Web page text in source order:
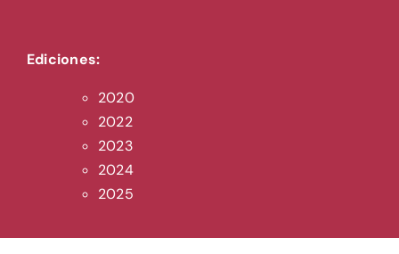
Ediciones:
2020
2022
2023
2024
2025